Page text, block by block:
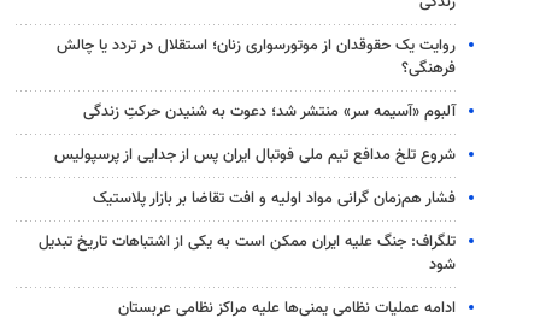
روایت یک حقوقدان از موتورسواری زنان؛ استقلال در تردد یا چالش
فرهنگی؟
آلبوم «آسیمه سر» منتشر شد؛ دعوت به شنیدن حرکتِ زندگی
شروع تلخ مدافع تیم ملی فوتبال ایران پس از جدایی از پرسپولیس
فشار هم‌زمان گرانی مواد اولیه و افت تقاضا بر بازار پلاستیک
تلگراف: جنگ علیه ایران ممکن است به یکی از اشتباهات تاریخ تبدیل
شود
ادامه عملیات نظامی یمنی‌ها علیه مراکز نظامی عربستان